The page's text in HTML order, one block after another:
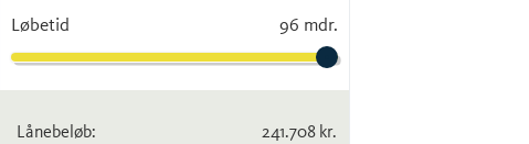
Løbetid 96 mdr.
Lånebeløb: 241.708 kr.